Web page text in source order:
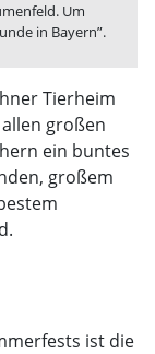
Um
in Bayern”.
Tierheim
großen
ein buntes
großem
ist die